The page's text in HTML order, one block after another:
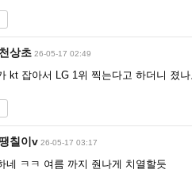
천상초 26-05-17 02:49
kt 잡아서 LG 1위 찍는다고 하더니 졌나
땡칠이v 26-05-17 03:17
네 ㅋㅋ 여름 까지 줜나게 치열할듯